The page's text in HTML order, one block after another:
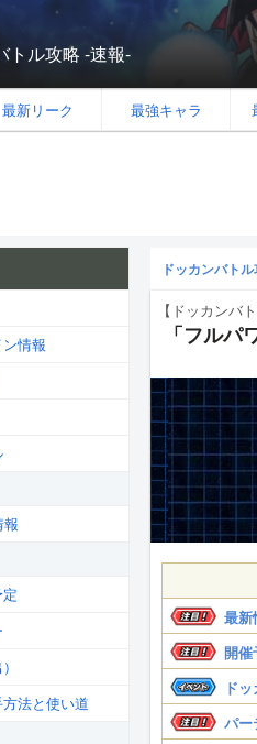
トル攻略 -速報-
最新リーク 最強キャラ
ドッカンバト
【ドッカンバト
「フル
最新
開催
ド
パー
情報
報
法と使い道